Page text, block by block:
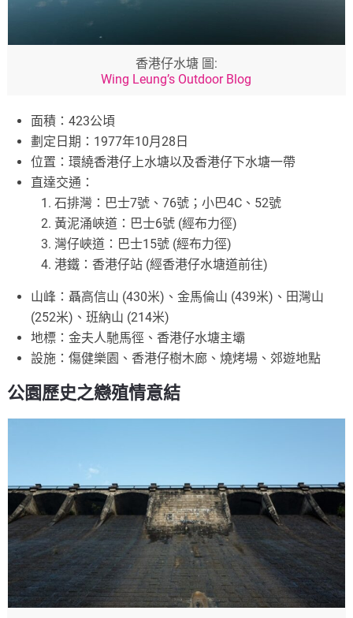
香港仔水塘 圖:
Wing Leung’s Outdoor Blog
面積：423公頃
劃定日期：1977年10月28日
位置：環繞香港仔上水塘以及香港仔下水塘一帶
直達交通：
石排灣：巴士7號、76號；小巴4C、52號
黃泥涌峽道：巴士6號 (經布力徑)
灣仔峽道：巴士15號 (經布力徑)
港鐵：香港仔站 (經香港仔水塘道前往)
山峰：聶高信山 (430米)、金馬倫山 (439米)、田灣山
(252米)、班納山 (214米)
地標：金夫人馳馬徑、香港仔水塘主壩
設施：傷健樂園、香港仔樹木廊、燒烤場、郊遊地點
公園歷史之戀殖情意結